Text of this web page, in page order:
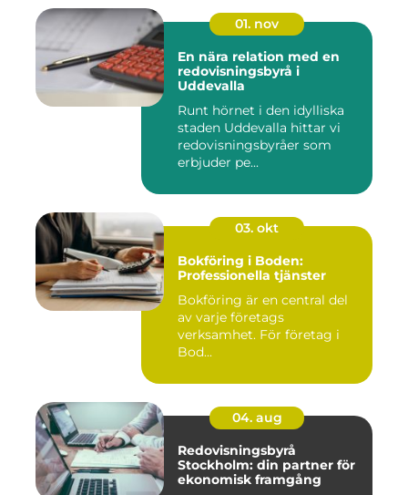
01. nov
En nära relation med en
redovisningsbyrå i
Uddevalla
Runt hörnet i den idylliska
staden Uddevalla hittar vi
redovisningsbyråer som
erbjuder pe...
03. okt
Bokföring i Boden:
Professionella tjänster
Bokföring är en central del
av varje företags
verksamhet. För företag i
Bod...
04. aug
Redovisningsbyrå
Stockholm: din partner för
ekonomisk framgång